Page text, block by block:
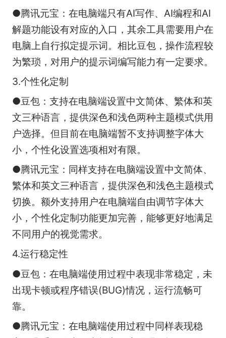
●腾讯元宝：在电脑端只有AI写作、AI编程和AI
解题功能设有对应的入口，其余工具需要用户在
电脑上自行拟定提示词。相比豆包，操作流程较
为繁琐，对用户的提示词编写能力有一定要求。​
3.个性化定制
●豆包：支持在电脑端设置中文简体、繁体和英
文三种语言，提供深色和浅色两种主题模式供用
户选择。但目前在电脑端暂不支持调整字体大
小，个性化设置选项相对有限。​
●腾讯元宝：同样支持在电脑端设置中文简体、
繁体和英文三种语言，提供深色和浅色主题模式
切换。额外支持用户在电脑端自由调节字体大
小，个性化定制功能更加完善，能够更好地满足
不同用户的视觉需求。
4.运行稳定性
●豆包：在电脑端使用过程中表现非常稳定，未
出现卡顿或程序错误(BUG)情况，运行流畅可
靠。
●腾讯元宝：在电脑端使用过程中同样表现稳